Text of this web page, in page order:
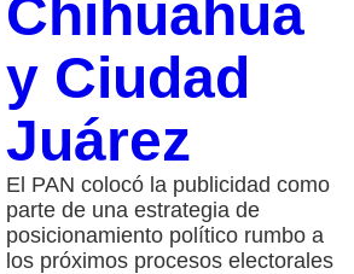
Chihuahua
y Ciudad
Juárez
El PAN colocó la publicidad como
parte de una estrategia de
posicionamiento político rumbo a
los próximos procesos electorales